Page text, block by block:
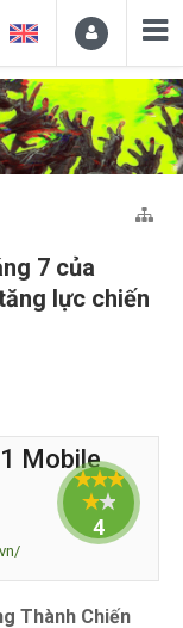
7 của
lực chiến
Mobile
4
Thành Chiến